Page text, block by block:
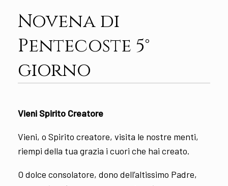
Novena di
Pentecoste 5°
giorno
Vieni Spirito Creatore
Vieni, o Spirito creatore, visita le nostre menti,
riempi della tua grazia i cuori che hai creato.
O dolce consolatore, dono dell’altissimo Padre,